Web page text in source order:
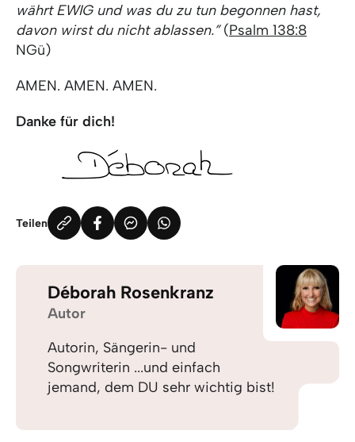
währt EWIG und was du zu tun begonnen hast,
davon wirst du nicht ablassen.”(Psalm 138:8
NGü)
AMEN. AMEN. AMEN.
Danke für dich!
Teilen
Déborah Rosenkranz
Autor
Autorin, Sängerin- und
Songwriterin ...und einfach
jemand, dem DU sehr wichtig bist!